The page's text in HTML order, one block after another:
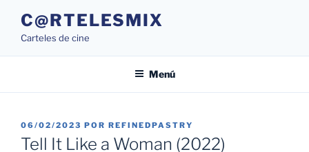
contenido
C@RTELESMIX
Carteles de cine
Menú
PUBLICADO
EL
06/02/2023 POR REFINEDPASTRY
Tell It Like a Woman (2022)